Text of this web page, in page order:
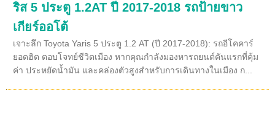
ริส 5 ประตู 1.2AT ปี 2017-2018 รถป้ายขาว
เกียร์ออโต้
เจาะลึก Toyota Yaris 5 ประตู 1.2 AT (ปี 2017-2018): รถอีโคคาร์
ยอดฮิต ตอบโจทย์ชีวิตเมือง หากคุณกำลังมองหารถยนต์คันแรกที่คุ้ม
ค่า ประหยัดน้ำมัน และคล่องตัวสูงสำหรับการเดินทางในเมือง ก...